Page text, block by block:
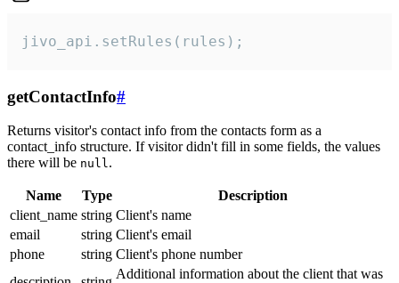
jivo_api.setRules(rules);
getContactInfo#
Returns visitor's contact info from the contacts form as a
contact_info structure. If visitor didn't fill in some fields, the values
there will be null.
Name Type
Description
client_name string Client's name
email
string Client's email
phone
string Client's phone number
Additional information about the client that was